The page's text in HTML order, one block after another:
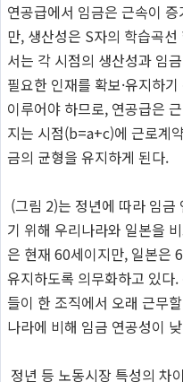
연공급에서 임금은 근속이
만, 생산성은 S자의 학습곡
서는 각 시점의 생산성과 임
필요한 인재를 확보·유지하
이루어야 하므로, 연공급은
지는 시점(b=a+c)에 근로계
금의 균형을 유지하게 된다.
(그림 2)는 정년에 따라 임
기 위해 우리나라와 일본을
은 현재 60세이지만, 일본은
유지하도록 의무화하고 있다
들이 한 조직에서 오래 근무
나라에 비해 임금 연공성이
정년 등 노동시장 특성의 차